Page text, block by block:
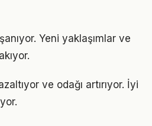
Yeni yaklaşımlar ve
ve odağı artırıyor. İyi